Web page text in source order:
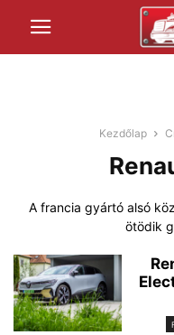
Kezdőlap
A francia gyártó alsó
ötödik